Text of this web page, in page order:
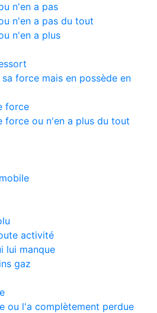
n'en a pas
n'en a pas du tout
n'en a plus
force mais en possède en
force
force ou n'en a plus du tout
activité
lui manque
gaz
ou l'a complètement perdue